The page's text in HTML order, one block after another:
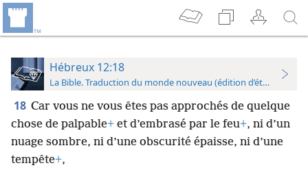
Hébreux 12:18
La Bible. Traduction du monde nouveau (édition d’étude)
18 Car vous ne vous êtes pas approchés de quelque
chose de palpable+ et d’embrasé par le feu+, ni d’un
nuage sombre, ni d’une obscurité épaisse, ni d’une
tempête+,